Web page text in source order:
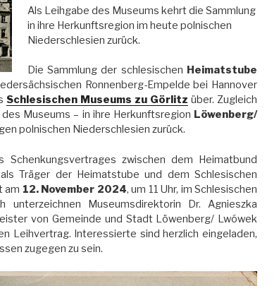
Als Leihgabe des Museums kehrt die Sammlung
in ihre Herkunftsregion im heute polnischen
Niederschlesien zurück.
Die Sammlung der schlesischen Heimatstube
Ronnenberg-Empelde bei Hannover
Schlesischen Museums zu Görlitz über. Zugleich
Museums – in ihre Herkunftsregion Löwenberg/
polnischen Niederschlesien zurück.
Schenkungsvertrages zwischen dem Heimatbund
Träger der Heimatstube und dem Schlesischen
am 12. November 2024, um 11 Uhr, im Schlesischen
unterzeichnen Museumsdirektorin Dr. Agnieszka
von Gemeinde und Stadt Löwenberg/ Lwówek
Leihvertrag. Interessierte sind herzlich eingeladen,
zugegen zu sein.